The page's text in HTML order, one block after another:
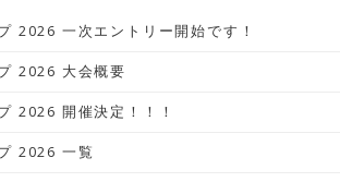
2026 一次エントリー開始です！
2026 大会概要
2026 開催決定！！！
2026 一覧